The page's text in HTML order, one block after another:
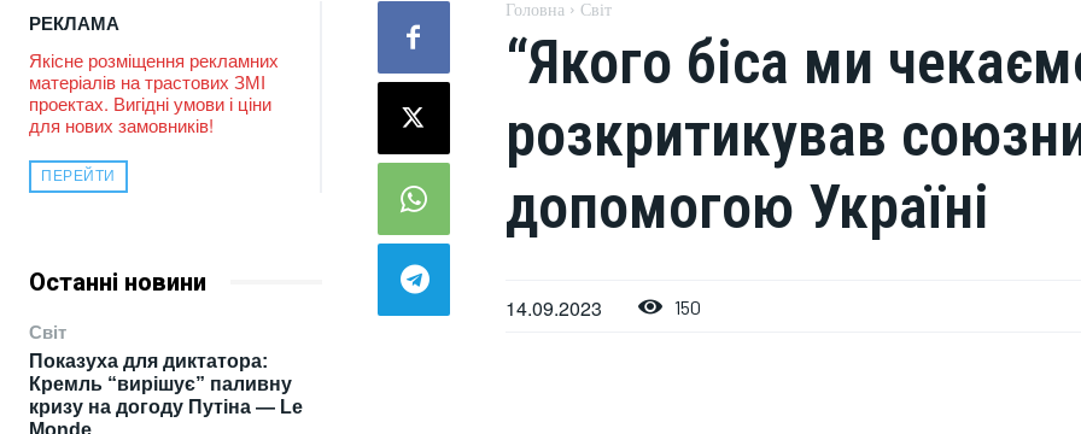
РЕКЛАМА
Якісне розміщення рекламних
матеріалів на трастових ЗМІ
проектах. Вигідні умови і ціни
для нових замовників!
ПЕРЕЙТИ
Останні новини
Світ
Показуха для диктатора:
Кремль “вирішує” паливну
кризу на догоду Путіна — Le
Monde
Головна Світ
“Якого біса ми
розкритикував
допомогою Україні
14.09.2023 150